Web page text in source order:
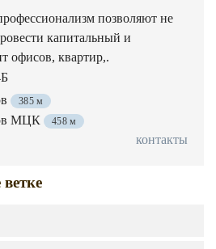
позволяют не
капитальный и
офисов, квартир,.
385 м
МЦК 458 м
контакты